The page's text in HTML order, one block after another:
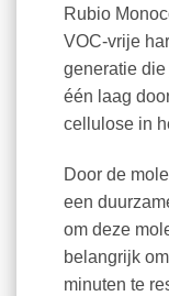
Rubio
VOC-vrije
generatie
één laag
cellulose in
Door de
een
om deze
belangrijk
minuten te